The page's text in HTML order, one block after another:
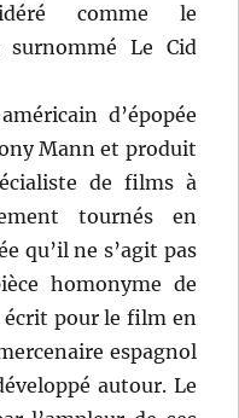
comme le
Le Cid
d’épopée
Mann et produit
de films à
tournés en
qu’il ne s’agit pas
homonyme de
écrit pour le film en
espagnol
autour. Le